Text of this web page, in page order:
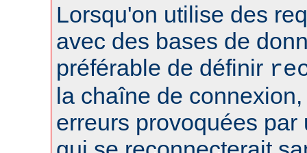
Lorsqu'on utilise des
avec des bases de
préférable de définir
la chaîne de
erreurs provoquées par